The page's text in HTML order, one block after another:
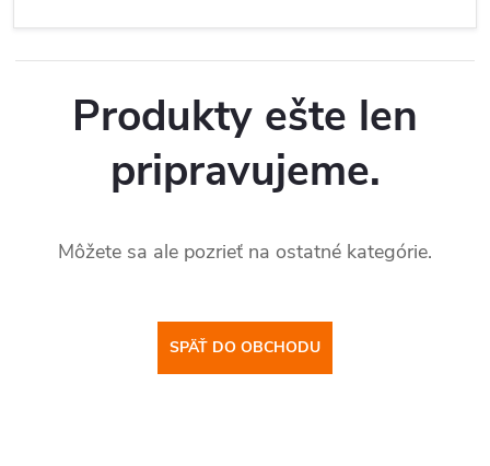
Produkty ešte len
pripravujeme.
Môžete sa ale pozrieť na ostatné kategórie.
SPÄŤ DO OBCHODU